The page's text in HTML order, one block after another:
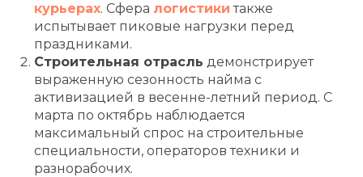
курьерах. Сфера логистики также
испытывает пиковые нагрузки перед
праздниками.
Строительная отрасль демонстрирует
выраженную сезонность найма с
активизацией в весенне-летний период. С
марта по октябрь наблюдается
максимальный спрос на строительные
специальности, операторов техники и
разнорабочих.